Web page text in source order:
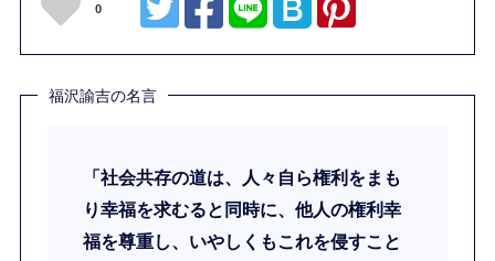
0
福沢諭吉の名言
「社会共存の道は、人々自ら権利をまも
り幸福を求むると同時に、他人の権利幸
福を尊重し、いやしくもこれを侵すこと